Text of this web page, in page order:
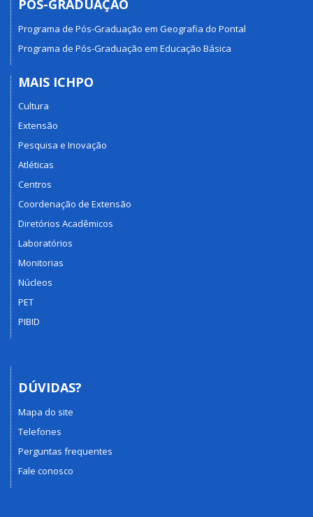
PÓS-GRADUAÇÃO
Programa de Pós-Graduação em Geografia do Pontal
Programa de Pós-Graduação em Educação Básica
MAIS ICHPO
Cultura
Extensão
Pesquisa e Inovação
Atléticas
Centros
Coordenação de Extensão
Diretórios Acadêmicos
Laboratórios
Monitorias
Núcleos
PET
PIBID
DÚVIDAS?
Mapa do site
Telefones
Perguntas frequentes
Fale conosco